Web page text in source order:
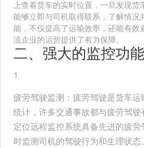
上查看货车的实时位置，一旦发现
能够立即与司机取得联系，了解情况
能，不仅提高了运输效率，还能有效
流企业的运营提供了有力保障。
二、强大的监控功
疲劳驾驶监测 ：疲劳驾驶是货车
统计，许多交通事故都与疲劳驾
定位远程监控系统具备先进的疲
时监测司机的驾驶行为和生理状